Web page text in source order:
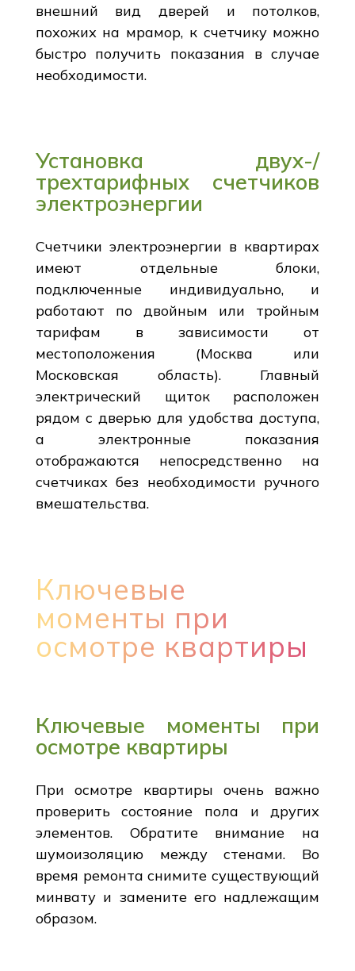
внешний вид дверей и потолков,
похожих на мрамор, к счетчику можно
быстро получить показания в случае
необходимости.
Установка двух-/
трехтарифных счетчиков
электроэнергии
Счетчики электроэнергии в квартирах
имеют отдельные блоки,
подключенные индивидуально, и
работают по двойным или тройным
тарифам в зависимости от
местоположения (Москва или
Московская область). Главный
электрический щиток расположен
рядом с дверью для удобства доступа,
а электронные показания
отображаются непосредственно на
счетчиках без необходимости ручного
вмешательства.
Ключевые
моменты при
осмотре квартиры
Ключевые моменты при
осмотре квартиры
При осмотре квартиры очень важно
проверить состояние пола и других
элементов. Обратите внимание на
шумоизоляцию между стенами. Во
время ремонта снимите существующий
минвату и замените его надлежащим
образом.